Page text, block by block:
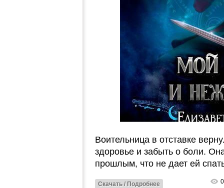
Воительница в отставке
здоровье и забыть о боли.
прошлым, что не дает ей
Скачать / Подробнее 0